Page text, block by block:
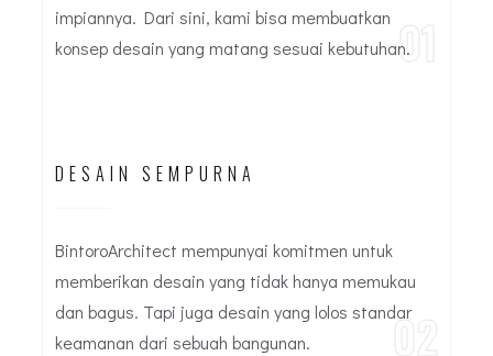
impiannya. Dari sini, kami bisa membuatkan
konsep desain yang matang sesuai kebutuhan.01
DESAIN SEMPURNA
BintoroArchitect mempunyai komitmen untuk
memberikan desain yang tidak hanya memukau
dan bagus. Tapi juga desain yang lolos standar
keamanan dari sebuah bangunan.
02